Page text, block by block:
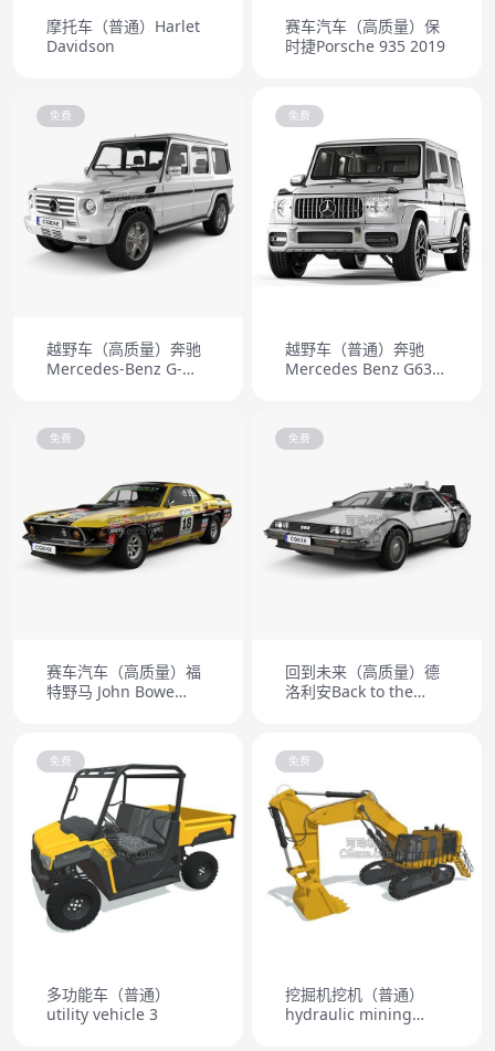
摩托车（普通）Harlet
Davidson
赛车汽车（高质量）保
时捷Porsche 935 2019
免费
越野车（高质量）奔驰
Mercedes-Benz G-
免费
越野车（普通）奔驰
Mercedes Benz G63
免费
赛车汽车（高质量）福
特野马 John Bowe
免费
回到未来（高质量）德
洛利安Back to the
免费
多功能车（普通）
utility vehicle 3
免费
挖掘机挖机（普通）
hydraulic mining